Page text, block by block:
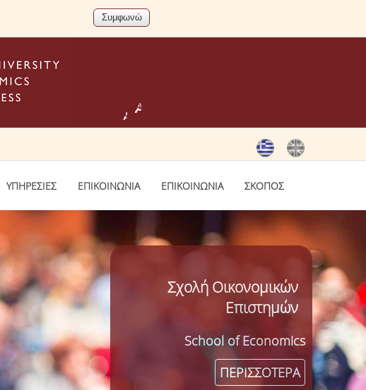
-A
+A
ΥΠΗΡΕΣΙΕΣ ΕΠΙΚΟΙΝΩΝΙΑ ΕΠΙΚΟΙΝΩΝΙΑ ΣΚΟΠΟΣ
Σχολή Οικονομικών
Επιστημών
School of Economics
ΠΕΡΙΣΣΟΤΕΡΑ